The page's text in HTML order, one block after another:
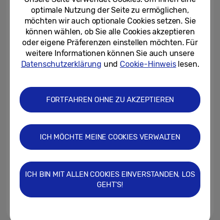
gestützten Begleitung
10.06.2026
Samsung und das
Massachusetts General Hospital
starten gemeinsame Studie zu...
Samsung schließt
Partnerschaft mit der
12.03.2026
Galaxy Watch
16.06.2025
optimale Nutzung der Seite zu ermöglichen,
möchten wir auch optionale Cookies setzen. Sie
können wählen, ob Sie alle Cookies akzeptieren
oder eigene Präferenzen einstellen möchten. Für
weitere Informationen können Sie auch unsere
Datenschutzerklärung und Cookie-Hinweislesen.
FORTFAHREN OHNE ZU AKZEPTIEREN
ICH MÖCHTE MEINE COOKIES VERWALTEN
ICH BIN MIT ALLEN COOKIES EINVERSTANDEN, LOS
GEHT'S!